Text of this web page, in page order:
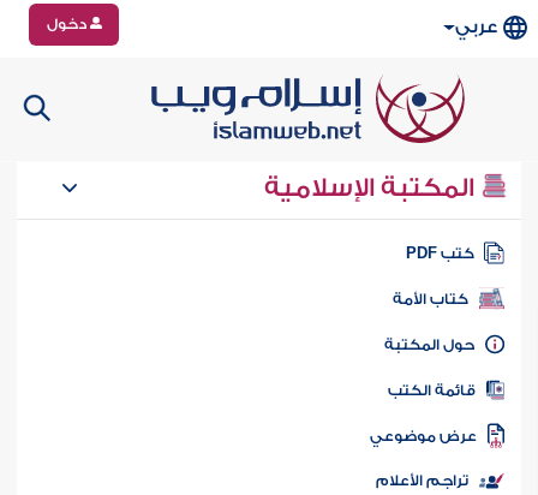
عربي دخول
المكتبة الإسلامية
كتب PDF
كتاب الأمة
المكتبة
الكتب